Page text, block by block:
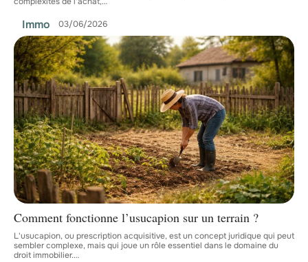
Immo 03/06/2026
Comment fonctionne l’usucapion sur un terrain ?
L'usucapion, ou prescription acquisitive, est un concept juridique qui peut
sembler complexe, mais qui joue un rôle essentiel dans le domaine du
droit immobilier.…